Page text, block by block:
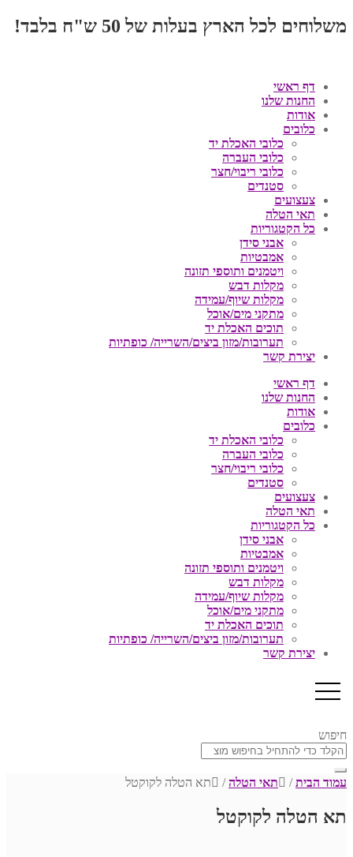
משלוחים לכל הארץ בעלות של 50 ש"ח בלבד!
דף ראשי
החנות שלנו
אודות
כלובים
כלובי האכלת יד
כלובי העברה
כלובי ריבוי/חצר
סטנדים
צעצועים
תאי הטלה
כל הקטגוריות
אבני סידן
אמבטיות
ויטמנים ותוספי תזונה
מקלות דבש
מקלות שיוף/עמידה
מתקני מים/אוכל
תוכים האכלת יד
תערובות/מזון ביצים/השרייה/ כופתיות
יצירת קשר
דף ראשי
החנות שלנו
אודות
כלובים
כלובי האכלת יד
כלובי העברה
כלובי ריבוי/חצר
סטנדים
צעצועים
תאי הטלה
כל הקטגוריות
אבני סידן
אמבטיות
ויטמנים ותוספי תזונה
מקלות דבש
מקלות שיוף/עמידה
מתקני מים/אוכל
תוכים האכלת יד
תערובות/מזון ביצים/השרייה/ כופתיות
יצירת קשר
חיפוש
עמוד הבית/ תאי הטלה/ תא הטלה לקוקטל
תא הטלה לקוקטל